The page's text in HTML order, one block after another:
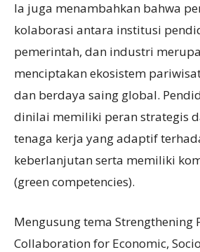
Ia juga menambahkan bahwa
kolaborasi antara institusi
pemerintah, dan industri
menciptakan ekosistem
dan berdaya saing global.
dinilai memiliki peran strategis
tenaga kerja yang adaptif
keberlanjutan serta memiliki
(green competencies).
Mengusung tema Strengthening
Collaboration for Economic,